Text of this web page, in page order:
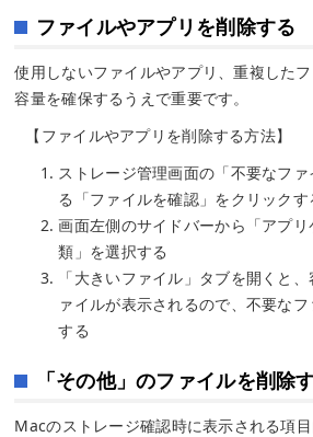
ファイルやアプリを削除する
使用しないファイルやアプリ、重複した
容量を確保するうえで重要です。
【ファイルやアプリを削除する方法】
ストレージ管理画面の「不要なフ
る「ファイルを確認」をクリックす
画面左側のサイドバーから「アプ
類」を選択する
「大きいファイル」タブを開くと
ァイルが表示されるので、不要な
する
「その他」のファイルを削除
Macのストレージ確認時に表示される項目